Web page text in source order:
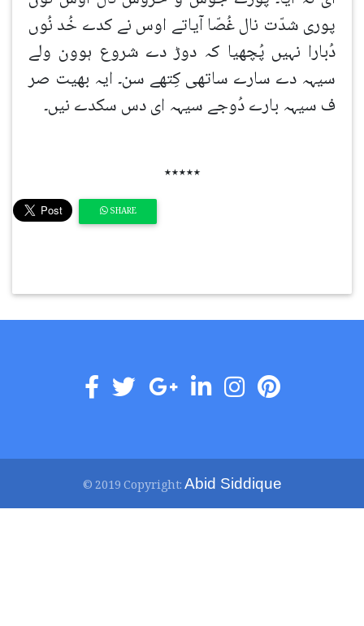
پوری شدّت نال غُصّا آیاتے اوس نے کدے خُد نُوں
دُبارا نہیں پُچھیا کہ دوڑ دے شروع ہوون ولے
سیہہ دے سارے ساتھی کِتھے سن۔ ایہ بھیت صر
ف سیہہ بارے دُوجے سیہہ ای دس سکدے نیں۔
٭٭٭٭٭
SHARE
© 2019 Copyright:Abid Siddique